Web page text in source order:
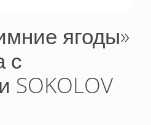
ягоды»
с
SOKOLOV